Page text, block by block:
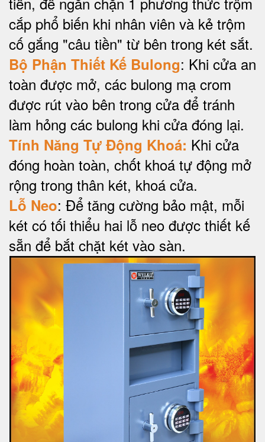
cắp phổ biến khi nhân viên và kẻ trộm
cố gắng "câu tiền" từ bên trong két sắt.
Bộ Phận Thiết Kế Bulong: Khi cửa an
toàn được mở, các bulong mạ crom
được rút vào bên trong cửa để tránh
làm hỏng các bulong khi cửa đóng lại.
Tính Năng Tự Động Khoá: Khi cửa
đóng hoàn toàn, chốt khoá tự động mở
rộng trong thân két, khoá cửa.
Lỗ Neo: Để tăng cường bảo mật, mỗi
két có tối thiểu hai lỗ neo được thiết kế
sẵn để bắt chặt két vào sàn.